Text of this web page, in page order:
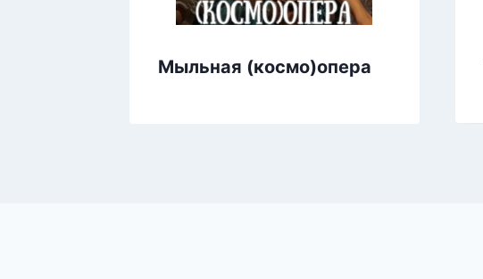
Мыльная (космо)опера